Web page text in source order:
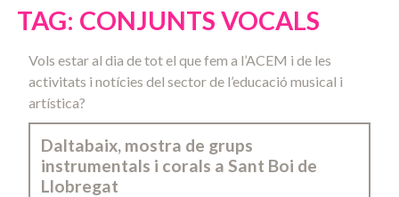
TAG: CONJUNTS VOCALS
Vols estar al dia de tot el que fem a l’ACEM i de les
activitats i notícies del sector de l’educació musical i
artística?
Daltabaix, mostra de grups
instrumentals i corals a Sant Boi de
Llobregat